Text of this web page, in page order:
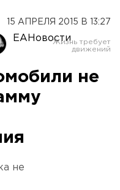
15 АПРЕЛЯ 2015 В 13:27
ЕАНовости
не
не